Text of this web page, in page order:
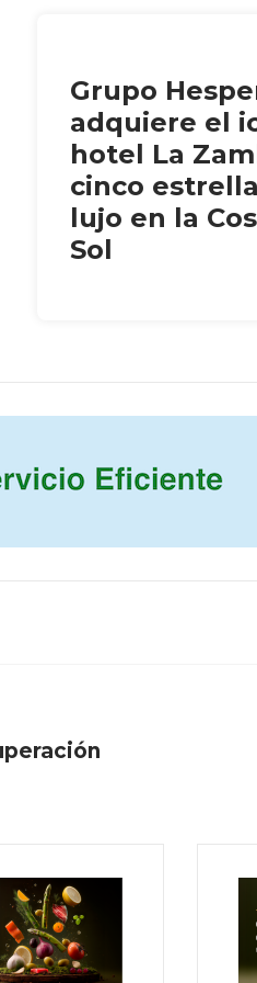
Grupo
adquiere el
hotel La
cinco
lujo en la
Sol